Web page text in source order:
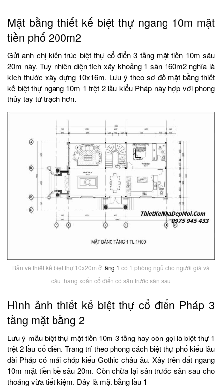
Mặt bằng thiết kế biệt thự ngang 10m mặt
tiền phố 200m2
Gửi anh chị kiến trúc biệt thự cổ điển 3 tầng mặt tiền 10m sâu
20m này. Tuy nhiên diện tích xây khoảng 1 sàn 160m2 nghĩa là
kích thước xây dựng 10x16m. Lưu ý theo sơ đồ mặt bằng thiết
kế biệt thự ngang 10m 1 trệt 2 lầu kiểu Pháp này hợp với phong
thủy tây tứ trạch hơn.
Bản vẽ thiết kế biệt thự 10x20m ởtầng 1 có 1 phòng ngủ cho người già và
cầu thang xoắn cổ điển có sân trước sân sau
Hình ảnh thiết kế biệt thự cổ điển Pháp 3
tầng mặt bằng 2
Lưu ý mẫu biệt thự mặt tiền 10m 3 tầng hay còn gọi là biệt thự 1
trệt 2 lầu cổ điển. Trang trí theo phong cách biệt thự phố kiểu lâu
đài Pháp có mái chóp kiểu Gothic châu âu. Xây trên đất ngang
10m mặt tiền bề sâu 20m. Còn chừa lại sân trước sân sau cho
thoáng vừa tiết kiệm. Đây là mặt bằng lầu 1